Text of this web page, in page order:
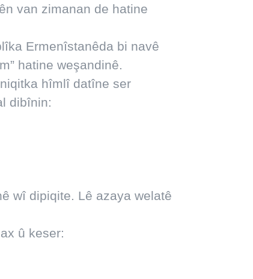
van zimanan de hatine
Ermenîstanêda bi navê
hatine weşandinê.
hîmlî datîne ser
dibînin:
wî dipiqite. Lê azaya welatê
û keser: